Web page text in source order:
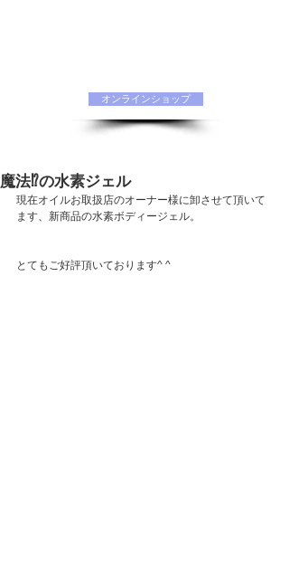
オンラインショップ
魔法⁉️の水素ジェル
現在オイルお取扱店のオーナー様に卸させて頂いて
ます、新商品の水素ボディージェル。
とてもご好評頂いております^ ^